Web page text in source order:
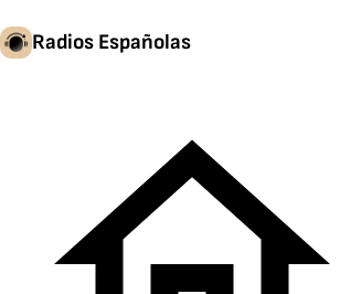
Radios Españolas